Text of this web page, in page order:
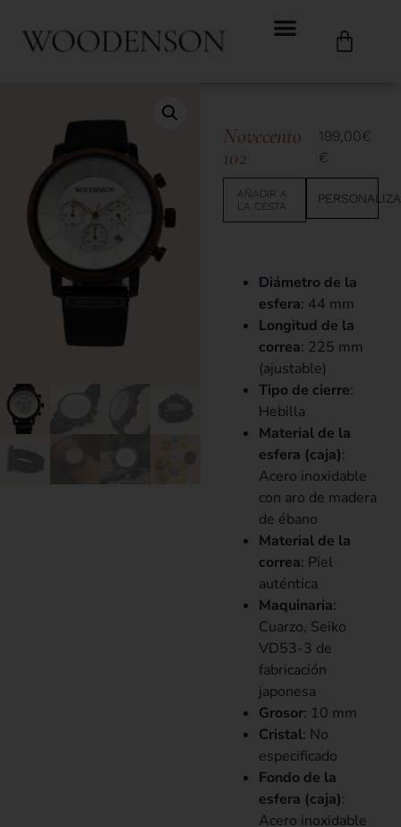
Novecento
102
199,00€
€
AÑADIR A
LA CESTA
Diámetro de la
esfera: 44 mm
Longitud de la
correa: 225 mm
(ajustable)
Tipo de cierre:
Hebilla
Material de la
esfera (caja):
Acero inoxidable
con aro de madera
de ébano
Material de la
correa: Piel
auténtica
Maquinaria:
Cuarzo, Seiko
VD53-3 de
fabricación
japonesa
Grosor: 10 mm
Cristal: No
especificado
Fondo de la
esfera (caja):
Acero inoxidable